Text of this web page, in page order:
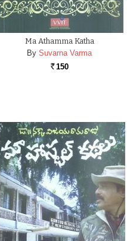
Ma Athamma Katha
By Suvarna Varma
Rs. 150